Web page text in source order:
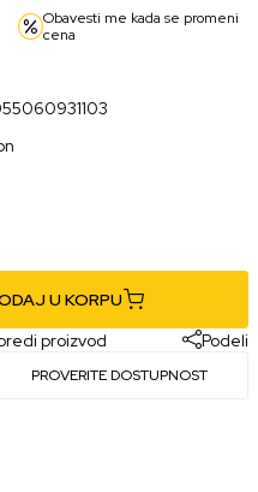
Obavesti me kada se promeni
cena
U KORPU
proizvod Podeli
PROVERITE DOSTUPNOST